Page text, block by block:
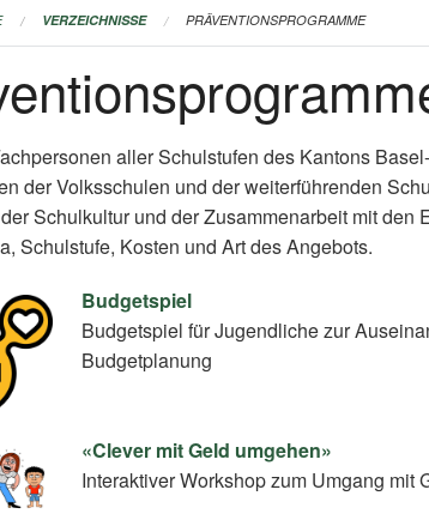
VERZEICHNISSE PRÄVENTIONSPROGRAMME
aller Schulstufen des Kantons
der Volksschulen und der weiterführenden
Schulkultur und der Zusammenarbeit mit
Schulstufe, Kosten und Art des Angebots.
Budgetspiel
Budgetspiel für Jugendliche zur
Budgetplanung
«Clever mit Geld umgehen»
Interaktiver Workshop zum Umgang mit